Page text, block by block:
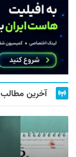
آخرین مطالب